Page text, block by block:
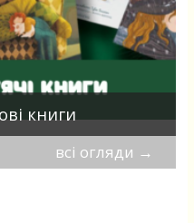
книги
всі огляди →